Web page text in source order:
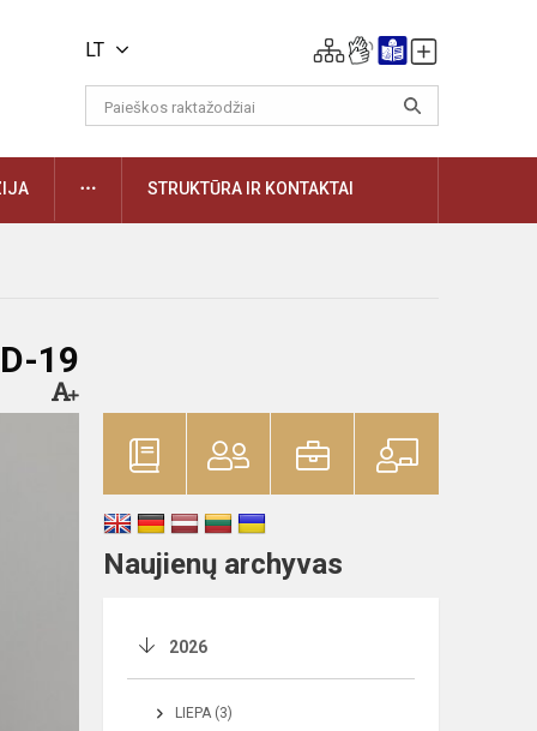
LT
DAUGIAUSTRUKTŪRA IR KONTAKTAI
19
Naujienų archyvas
2026
LIEPA (3)